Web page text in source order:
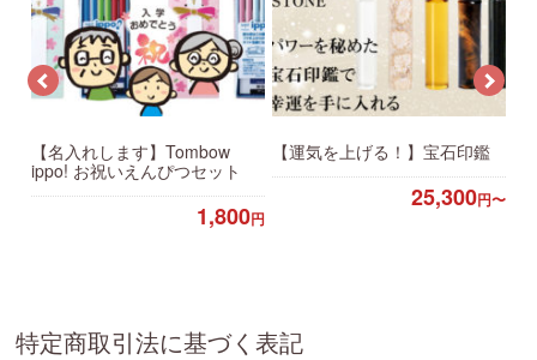
【名入れします】Tombow
ippo! お祝いえんぴつセット
1,800円
【運気を上げる！】宝石印鑑
25,300円〜
特定商取引法に基づく表記